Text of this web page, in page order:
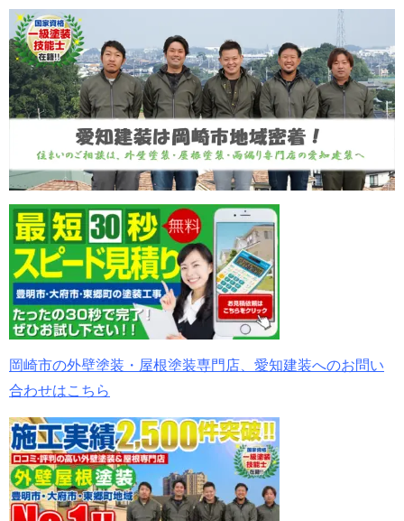
岡崎市の外壁塗装・屋根塗装専門店、愛知建装へのお問い
合わせはこちら